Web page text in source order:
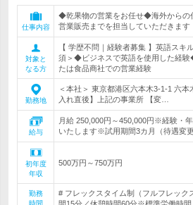
仕事内容
◆乾果物の営業をお任せ◆海外からの
営業販売までを担当していただきます
対象と
なる方
【 学歴不問｜経験者募集 】英語ス
須＞◆ビジネスで英語を使用した経験
たは食品商社での営業経験
勤務地
＜本社＞ 東京都港区六本木3-1-1 六
入れ直後】上記の事業所 【変…
給与
月給 250,000円～450,000円※経験・
いたします※試用期間3カ月（待遇変
初年度
年収
500万円～750万円
勤務
時間
# フレックスタイム制（フルフレッ